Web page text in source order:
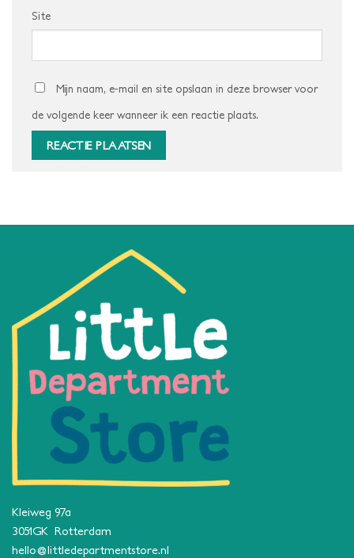
Site
Mijn naam, e-mail en site opslaan in deze browser voor
de volgende keer wanneer ik een reactie plaats.
Kleiweg 97a
3051GK Rotterdam
hello@littledepartmentstore.nl